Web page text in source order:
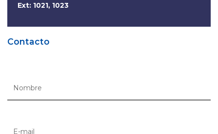
Ext: 1021, 1023
Contacto